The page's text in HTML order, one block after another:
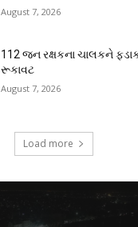
August 7, 2026
112 જન રક્ષકના ચાલકને
રૂકાવટ
August 7, 2026
Load more